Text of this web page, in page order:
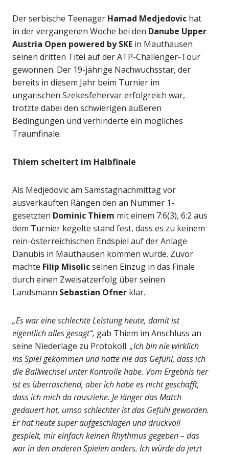
Der serbische Teenager Hamad Medjedovic hat
in der vergangenen Woche bei den Danube Upper
Austria Open powered by SKE in Mauthausen
seinen dritten Titel auf der ATP-Challenger-Tour
gewonnen. Der 19-jährige Nachwuchsstar, der
bereits in diesem Jahr beim Turnier im
ungarischen Szekesfehervar erfolgreich war,
trotzte dabei den schwierigen äußeren
Bedingungen und verhinderte ein mögliches
Traumfinale.
Thiem scheitert im Halbfinale
Als Medjedovic am Samstagnachmittag vor
ausverkauften Rängen den an Nummer 1-
gesetzten Dominic Thiem mit einem 7:6(3), 6:2 aus
dem Turnier kegelte stand fest, dass es zu keinem
rein-österreichischen Endspiel auf der Anlage
Danubis in Mauthausen kommen würde. Zuvor
machte Filip Misolicseinen Einzug in das Finale
durch einen Zweisatzerfolg über seinen
Landsmann Sebastian Ofner klar.
„Es war eine schlechte Leistung heute, damit ist
eigentlich alles gesagt“, gab Thiem im Anschluss an
seine Niederlage zu Protokoll. „Ich bin nie wirklich
ins Spiel gekommen und hatte nie das Gefühl, dass ich
die Ballwechsel unter Kontrolle habe. Vom Ergebnis her
ist es überraschend, aber ich habe es nicht geschafft,
dass ich mich da rausziehe. Je länger das Match
gedauert hat, umso schlechter ist das Gefühl geworden.
Er hat heute super aufgeschlagen und druckvoll
gespielt, mir einfach keinen Rhythmus gegeben – das
war in den anderen Spielen anders. Ich würde da jetzt